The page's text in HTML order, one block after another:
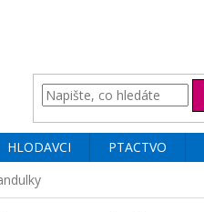
HLODAVCI PTACTVO